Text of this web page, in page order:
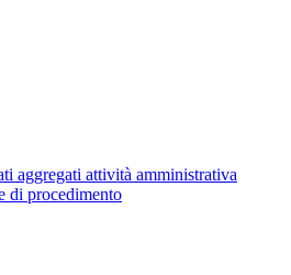
aggregati attività amministrativa
di procedimento